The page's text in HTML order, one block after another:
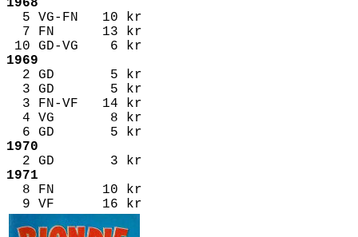
1968
5 VG-FN 10 kr
7 FN 13 kr
10 GD-VG 6 kr
1969
2 GD 5 kr
3 GD 5 kr
3 FN-VF 14 kr
4 VG 8 kr
6 GD 5 kr
1970
2 GD 3 kr
1971
8 FN 10 kr
9 VF 16 kr